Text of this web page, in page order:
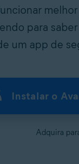
para
um app de
Instalar o
Adquira